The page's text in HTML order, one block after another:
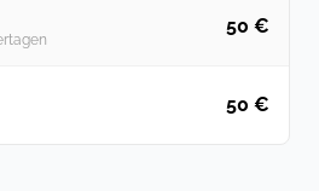
50 €
50 €